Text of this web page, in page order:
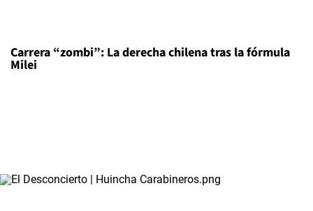
Carrera “zombi”: La derecha chilena tras la fórmula
Milei